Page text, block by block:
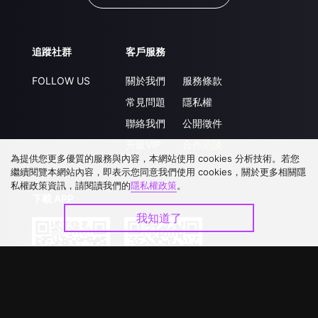
追蹤社群
FOLLOW US
客戶服務
關於我們
常見問題
聯絡我們
服務條款
隱私權
公開徵件
為提供您更多優質的服務與內容，本網站使用 cookies 分析技術。若您
繼續閱覽本網站內容，即表示您同意我們使用 cookies，關於更多相關隱
私權政策資訊，請閱讀我們的隱私權政策。
我知道了